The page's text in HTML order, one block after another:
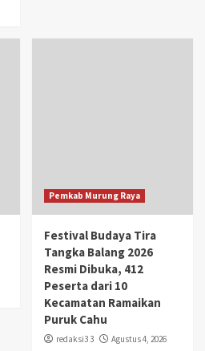
Pemkab Murung Raya
Festival Budaya Tira
Tangka Balang 2026
Resmi Dibuka, 412
Peserta dari 10
Kecamatan Ramaikan
Puruk Cahu
redaksi3 3 Agustus 4, 2026